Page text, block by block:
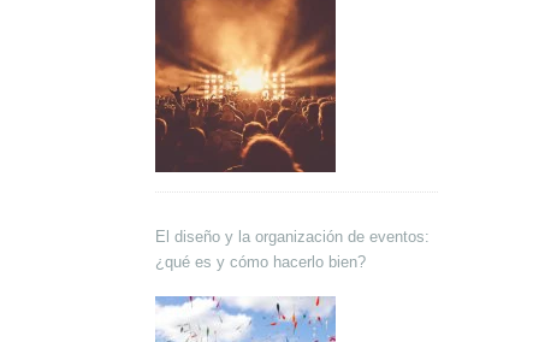
El diseño y la organización de eventos:
¿qué es y cómo hacerlo bien?